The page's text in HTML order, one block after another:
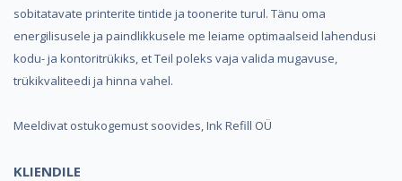
sobitatavate printerite tintide ja toonerite turul. Tänu oma
energilisusele ja paindlikkusele me leiame optimaalseid lahendusi
kodu- ja kontoritrükiks, et Teil poleks vaja valida mugavuse,
trükikvaliteedi ja hinna vahel.
Meeldivat ostukogemust soovides, Ink Refill OÜ
KLIENDILE